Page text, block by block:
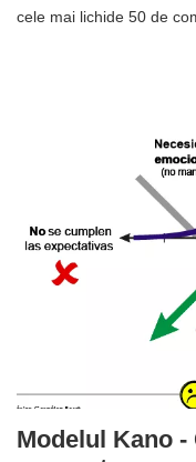
cele mai lichide 50 de
Modelul Kano